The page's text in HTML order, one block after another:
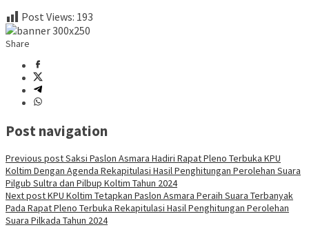
Post Views: 193
Share
Post navigation
Previous postSaksi Paslon Asmara Hadiri Rapat Pleno Terbuka KPU
Koltim Dengan Agenda Rekapitulasi Hasil Penghitungan Perolehan Suara
Pilgub Sultra dan Pilbup Koltim Tahun 2024
Next postKPU Koltim Tetapkan Paslon Asmara Peraih Suara Terbanyak
Pada Rapat Pleno Terbuka Rekapitulasi Hasil Penghitungan Perolehan
Suara Pilkada Tahun 2024